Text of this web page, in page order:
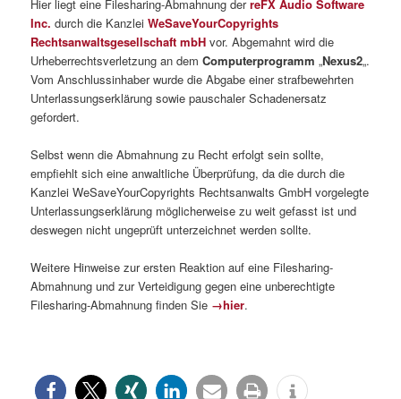
Hier liegt eine Filesharing-Abmahnung derreFX Audio Software
Inc. durch die KanzleiWeSaveYourCopyrights
Rechtsanwaltsgesellschaft mbH vor. Abgemahnt wird die
Urheberrechtsverletzung an demComputerprogramm„Nexus2„.
Vom Anschlussinhaber wurde die Abgabe einer strafbewehrten
Unterlassungserklärung sowie pauschaler Schadenersatz
gefordert.
Selbst wenn die Abmahnung zu Recht erfolgt sein sollte,
empfiehlt sich eine anwaltliche Überprüfung, da die durch die
Kanzlei WeSaveYourCopyrights Rechtsanwalts GmbH vorgelegte
Unterlassungserklärung möglicherweise zu weit gefasst ist und
deswegen nicht ungeprüft unterzeichnet werden sollte.
Weitere Hinweise zur ersten Reaktion auf eine Filesharing-
Abmahnung und zur Verteidigung gegen eine unberechtigte
Filesharing-Abmahnung finden Sie →hier.